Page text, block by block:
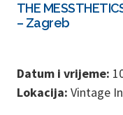
THE
– Zagreb
Datum i vrijeme:
Lokacija: Vintage